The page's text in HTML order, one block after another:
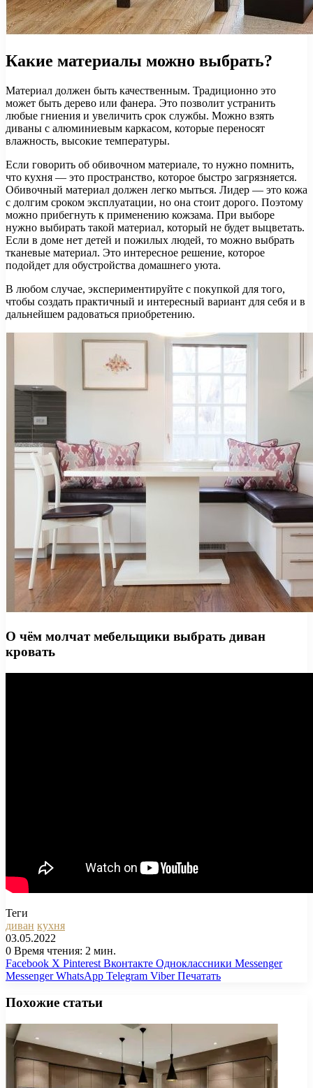
Какие материалы можно выбрать?
Материал должен быть качественным. Традиционно это
может быть дерево или фанера. Это позволит устранить
любые гниения и увеличить срок службы. Можно взять
диваны с алюминиевым каркасом, которые переносят
влажность, высокие температуры.
Если говорить об обивочном материале, то нужно помнить,
что кухня — это пространство, которое быстро загрязняется.
Обивочный материал должен легко мыться. Лидер — это кожа
с долгим сроком эксплуатации, но она стоит дорого. Поэтому
можно прибегнуть к применению кожзама. При выборе
нужно выбирать такой материал, который не будет выцветать.
Если в доме нет детей и пожилых людей, то можно выбрать
тканевые материал. Это интересное решение, которое
подойдет для обустройства домашнего уюта.
В любом случае, экспериментируйте с покупкой для того,
чтобы создать практичный и интересный вариант для себя и в
дальнейшем радоваться приобретению.
О чём молчат мебельщики выбрать диван
кровать
Теги
диван кухня
03.05.2022
0 Время чтения: 2 мин.
Facebook X Pinterest Вконтакте Одноклассники Messenger
Messenger WhatsApp Telegram Viber Печатать
Похожие статьи